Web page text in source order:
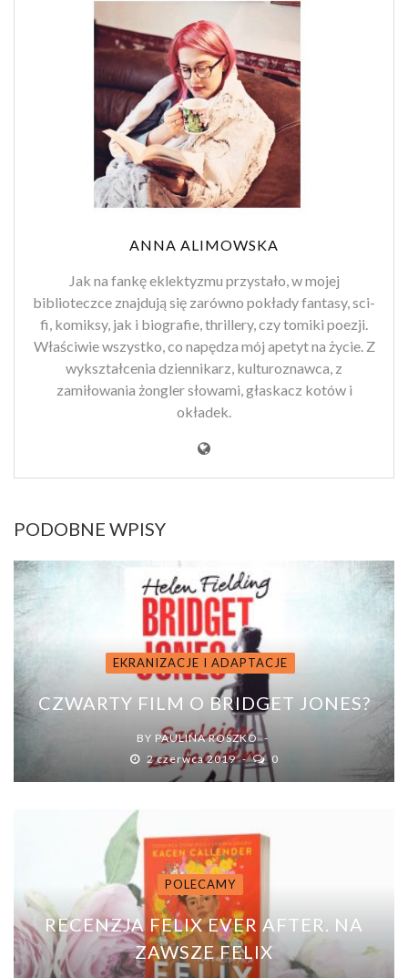
ANNA ALIMOWSKA
Jak na fankę eklektyzmu przystało, w mojej
biblioteczce znajdują się zarówno pokłady fantasy, sci-
fi, komiksy, jak i biografie, thrillery, czy tomiki poezji.
Właściwie wszystko, co napędza mój apetyt na życie. Z
wykształcenia dziennikarz, kulturoznawca, z
zamiłowania żongler słowami, głaskacz kotów i
okładek.
PODOBNE WPISY
EKRANIZACJE I ADAPTACJE
CZWARTY FILM O BRIDGET JONES?
BY PAULINA ROSZKO
2 czerwca 2019
0
POLECAMY
RECENZJA FELIX EVER AFTER. NA
ZAWSZE FELIX